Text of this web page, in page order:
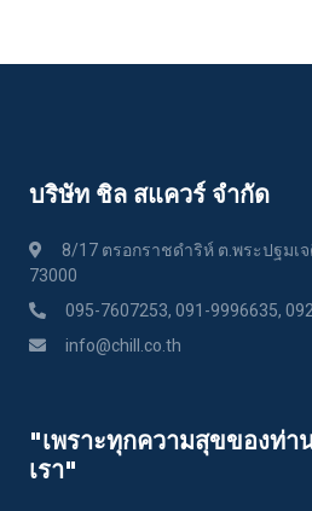
บริษัท ชิล สแควร์ จำกัด
8/17 ตรอกราชดำริห์ ต.พระปฐมเ
73000
095-7607253, 091-9996635,
info@chill.co.th
"เพราะทุกความสุขของท่า
เรา"